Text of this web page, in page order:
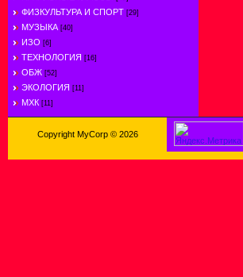
ФИЗКУЛЬТУРА И СПОРТ [29]
МУЗЫКА [40]
ИЗО [6]
ТЕХНОЛОГИЯ [16]
ОБЖ [52]
ЭКОЛОГИЯ [11]
МХК [11]
Copyright MyCorp © 2026